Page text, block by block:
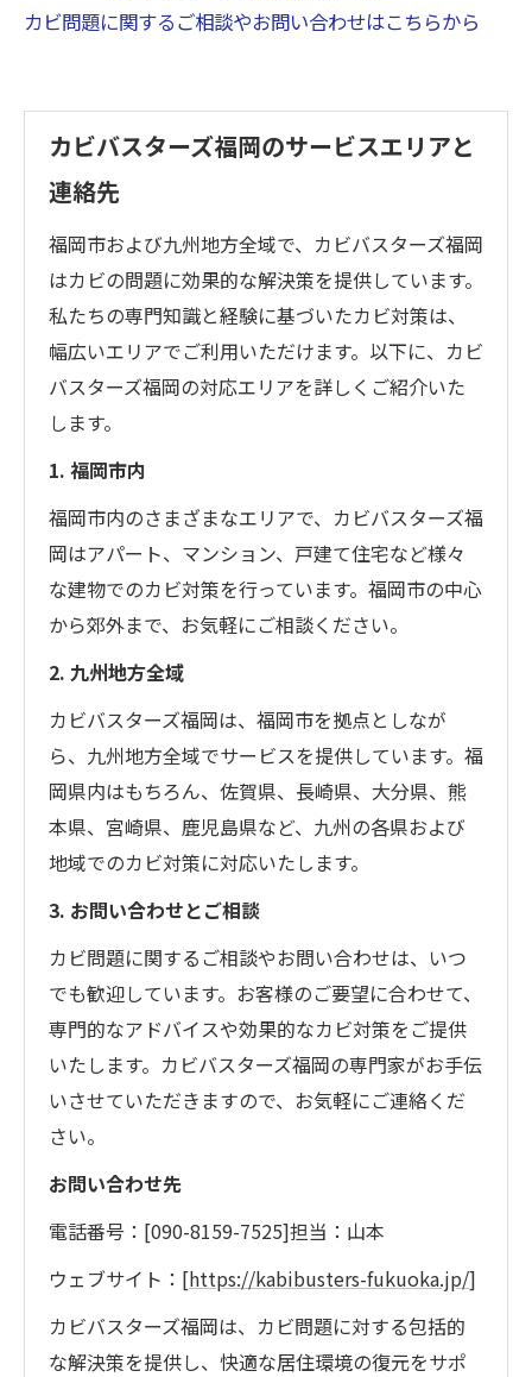
カビ問題に関するご相談やお問い合わせはこちらから
カビバスターズ福岡のサービスエリアと
連絡先
福岡市および九州地方全域で、カビバスターズ福岡
はカビの問題に効果的な解決策を提供しています。
私たちの専門知識と経験に基づいたカビ対策は、
幅広いエリアでご利用いただけます。以下に、カビ
バスターズ福岡の対応エリアを詳しくご紹介いた
します。
1. 福岡市内
福岡市内のさまざまなエリアで、カビバスターズ福
岡はアパート、マンション、戸建て住宅など様々
な建物でのカビ対策を行っています。福岡市の中心
から郊外まで、お気軽にご相談ください。
2. 九州地方全域
カビバスターズ福岡は、福岡市を拠点としなが
ら、九州地方全域でサービスを提供しています。福
岡県内はもちろん、佐賀県、長崎県、大分県、熊
本県、宮崎県、鹿児島県など、九州の各県および
地域でのカビ対策に対応いたします。
3. お問い合わせとご相談
カビ問題に関するご相談やお問い合わせは、いつ
でも歓迎しています。お客様のご要望に合わせて、
専門的なアドバイスや効果的なカビ対策をご提供
いたします。カビバスターズ福岡の専門家がお手伝
いさせていただきますので、お気軽にご連絡くだ
さい。
お問い合わせ先
電話番号：[090-8159-7525]担当：山本
ウェブサイト：[https://kabibusters-fukuoka.jp/]
カビバスターズ福岡は、カビ問題に対する包括的
な解決策を提供し、快適な居住環境の復元をサポ